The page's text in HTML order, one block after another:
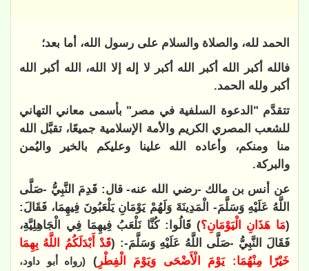
الحمد لله، والصلاة والسلام على رسول الله، أما بعد؛
فالله أكبر الله أكبر الله أكبر لا إله إلا الله، الله أكبر الله
أكبر ولله الحمد.
تتقدَّم "الدعوة السلفية في مصر" بأسمى معاني التهاني
للشعب المصري الكريم والأمة الإسلامية جميعًا، تقبَّل الله
منا ومنكم، وأعاده الله علينا وعليكم بالخير واليُمن
والبركة.
عن أنس بن مالك -رضي الله عنه- قال: قَدِمَ النَّبِيُّ -صَلَّى
اللَّهُ عَلَيْهِ وَسَلَّمَ- الْمَدِينَةَ وَلَهُمْ يَوْمَانِ يَلْعَبُونَ فِيهِمَا، فَقَالَ:
(مَا هَذَانِ الْيَوْمَانِ؟) قَالُوا: كُنَّا نَلْعَبُ فِيهِمَا فِي الْجَاهِلِيَّةِ،
فَقَالَ النَّبِيُّ -صَلَّى اللَّهُ عَلَيْهِ وَسَلَّمَ-: (قَدْ أَبْدَلَكُمُ اللَّهُ بِهِمَا
خَيْرًا مِنْهُمَا: يَوْمَ الْأَضْحَى وَيَوْمَ الْفِطْرِ)
(رواه أبو داود،